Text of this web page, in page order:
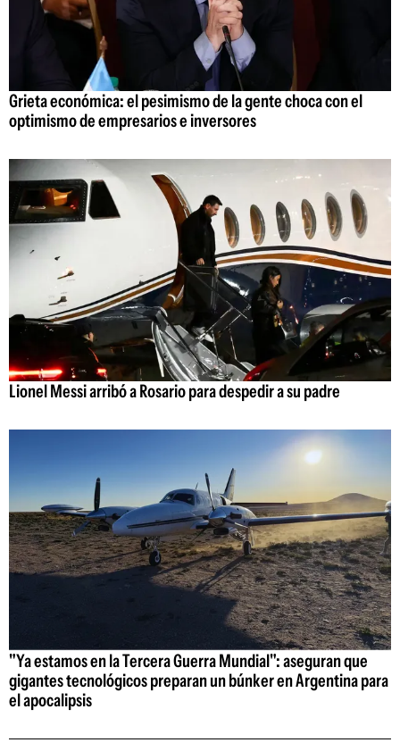
Grieta económica: el pesimismo de la gente choca con el
optimismo de empresarios e inversores
Lionel Messi arribó a Rosario para despedir a su padre
"Ya estamos en la Tercera Guerra Mundial": aseguran que
gigantes tecnológicos preparan un búnker en Argentina para
el apocalipsis